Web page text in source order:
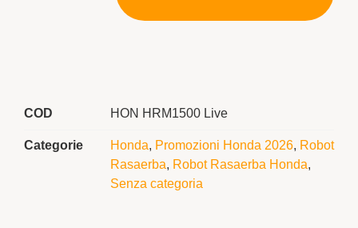
COD HON HRM1500 Live
Categorie Honda, Promozioni Honda 2026, Robot
Rasaerba, Robot Rasaerba Honda,
Senza categoria